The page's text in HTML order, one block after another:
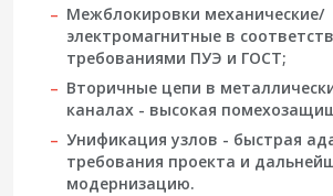
Межблокировки механические/
электромагнитные в
требованиями ПУЭ и ГОСТ;
Вторичные цепи в
каналах - высокая
Унификация узлов - быстрая
требования проекта и
модернизацию.